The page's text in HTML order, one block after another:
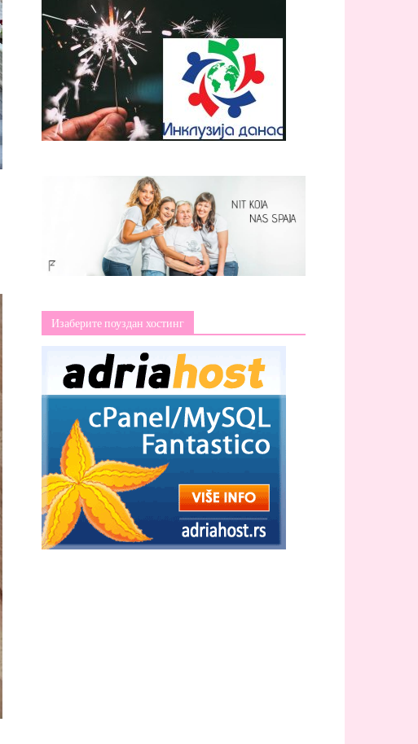
Изаберите поуздан хостинг